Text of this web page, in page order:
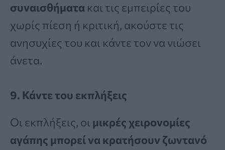
συναισθήματα και τις εμπειρίες του
χωρίς πίεση ή κριτική, ακούστε τις
ανησυχίες του και κάντε τον να νιώσει
άνετα.
9. Κάντε του εκπλήξεις
Οι εκπλήξεις, οι μικρές χειρονομίες
αγάπης μπορεί να κρατήσουν ζωντανό